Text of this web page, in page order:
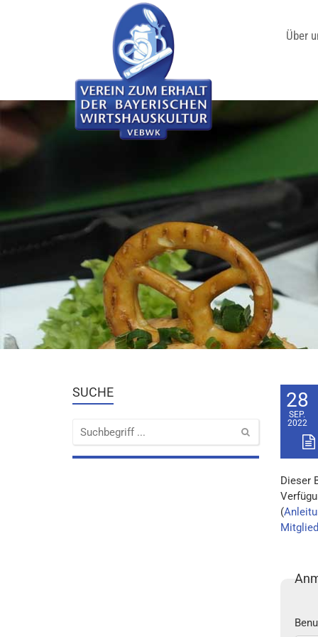
Über
SUCHE 28
SEP.
2022
Dieser
(